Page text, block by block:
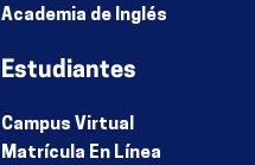
Academia de Inglés
Estudiantes
Campus Virtual
Matrícula En Línea